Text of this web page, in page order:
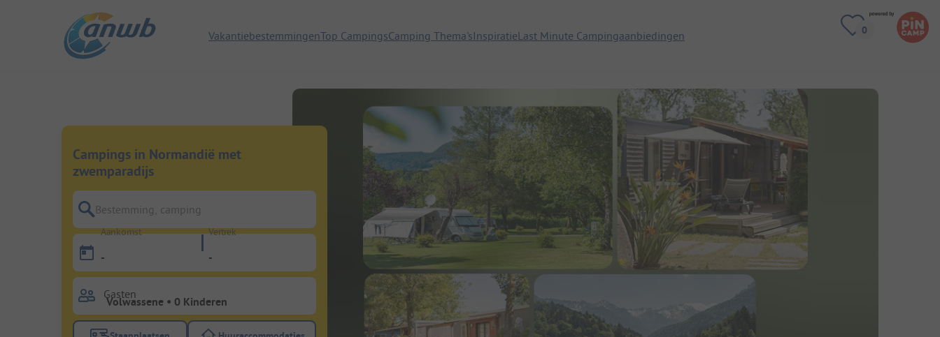
VakantiebestemmingenTop CampingsCamping Thema'sInspiratieLast Minute Campingaanbiedingen
Campings in Normandië met
zwemparadijs
Bestemming, camping
Aankomst
-
Vertrek
-
Gasten